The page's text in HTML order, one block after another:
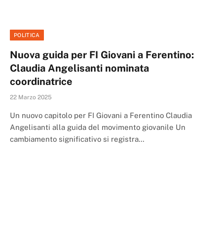
POLITICA
Nuova guida per FI Giovani a Ferentino:
Claudia Angelisanti nominata
coordinatrice
22 Marzo 2025
Un nuovo capitolo per FI Giovani a Ferentino Claudia
Angelisanti alla guida del movimento giovanile Un
cambiamento significativo si registra…